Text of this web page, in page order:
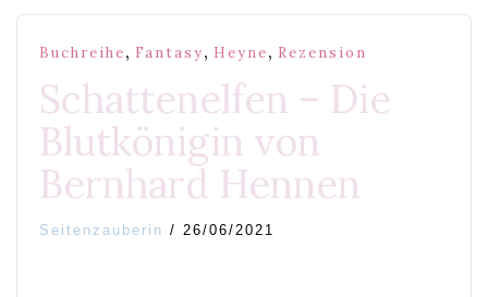
Buchreihe, Fantasy, Heyne, Rezension
Schattenelfen – Die
Blutkönigin von
Bernhard Hennen
Seitenzauberin / 26/06/2021